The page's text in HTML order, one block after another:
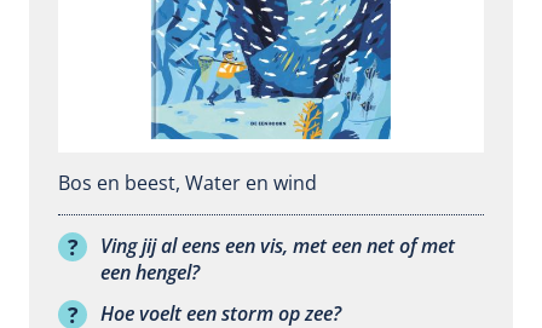
Bos en beest, Water en wind
Ving jij al eens een vis, met een net of met
een hengel?
Hoe voelt een storm op zee?